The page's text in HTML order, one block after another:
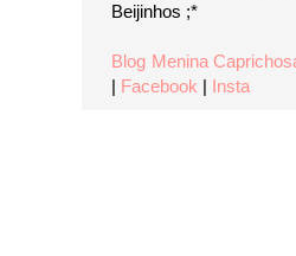
Beijinhos ;*
Blog Menina
| Facebook | Insta